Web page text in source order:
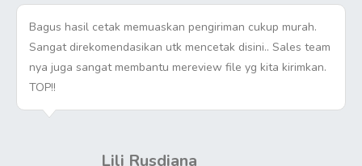
Bagus hasil cetak memuaskan pengiriman cukup murah.
Sangat direkomendasikan utk mencetak disini.. Sales team
nya juga sangat membantu mereview file yg kita kirimkan.
TOP!!
Lili Rusdiana